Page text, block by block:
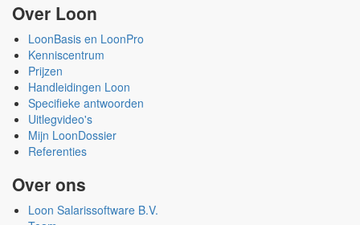
Over Loon
LoonBasis en LoonPro
Kenniscentrum
Prijzen
Handleidingen Loon
Specifieke antwoorden
Uitlegvideo's
Mijn LoonDossier
Referenties
Over ons
Loon Salarissoftware B.V.